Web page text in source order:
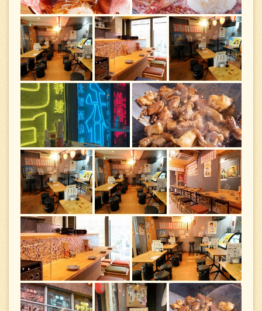
写真 | ホルモン×焼き鳥×煮込み この上さん。 堺筋本町店
大阪府大阪市中央区南新町２-3-1スタークイーン2階
https://konouesan.owst.jp/gallery
お店情報をコピー
閉じる